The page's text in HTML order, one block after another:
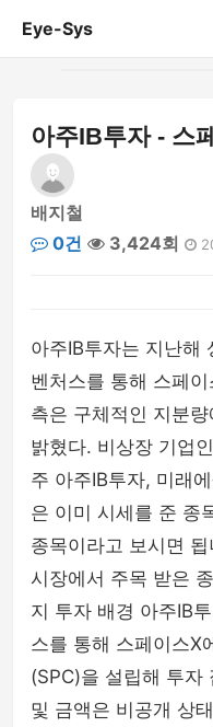
Eye-Sys
게시판
아주IB투자 - 스
배지철
0건
3,424회
아주IB투자는 지난해
벤처스를 통해 스페
측은 구체적인 지분
밝혔다. 비상장 기업
주 아주IB투자, 미래
은 이미 시세를 준 종
종목이라고 보시면
시장에서 주목 받은
지 투자 배경 아주IB
스를 통해 스페이스X
(SPC)을 설립해 투자
및 금액은 비공개 상